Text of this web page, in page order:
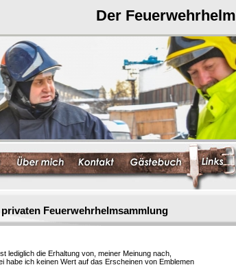
Der Feuerwehrhelm
Feuerwehrhelmsammlung
lediglich die Erhaltung von, meiner Meinung nach,
habe ich keinen Wert auf das Erscheinen von Emblemen